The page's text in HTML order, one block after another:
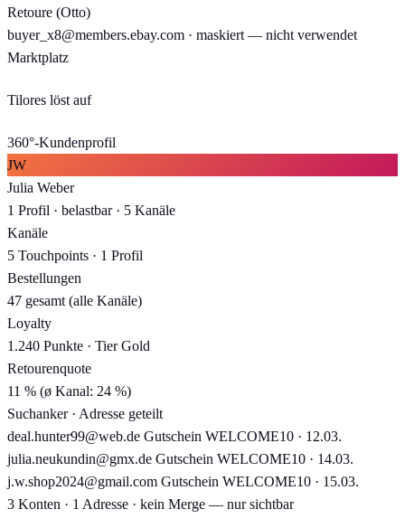
Retoure (Otto)
buyer_x8@members.ebay.com · maskiert — nicht verwendet
Marktplatz
Tilores löst auf
360°-Kundenprofil
JW
Julia Weber
1 Profil · belastbar · 5 Kanäle
Kanäle
5 Touchpoints · 1 Profil
Bestellungen
47 gesamt (alle Kanäle)
Loyalty
1.240 Punkte · Tier Gold
Retourenquote
11 % (ø Kanal: 24 %)
Suchanker · Adresse geteilt
deal.hunter99@web.de Gutschein WELCOME10 · 12.03.
julia.neukundin@gmx.de Gutschein WELCOME10 · 14.03.
j.w.shop2024@gmail.com Gutschein WELCOME10 · 15.03.
3 Konten · 1 Adresse · kein Merge — nur sichtbar